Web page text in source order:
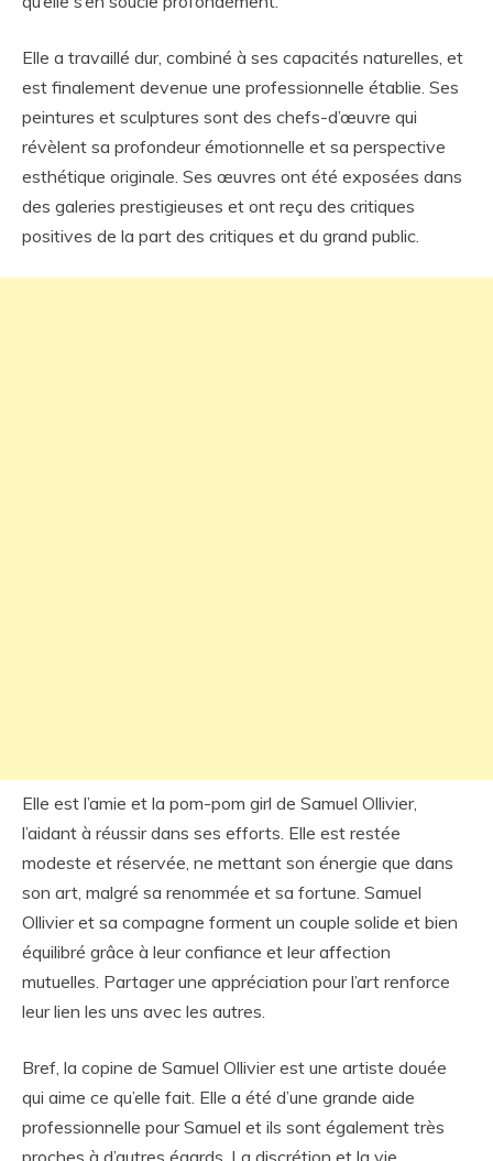
Elle a travaillé dur, combiné à ses capacités naturelles, et
est finalement devenue une professionnelle établie. Ses
peintures et sculptures sont des chefs-d’œuvre qui
révèlent sa profondeur émotionnelle et sa perspective
esthétique originale. Ses œuvres ont été exposées dans
des galeries prestigieuses et ont reçu des critiques
positives de la part des critiques et du grand public.
Elle est l’amie et la pom-pom girl de Samuel Ollivier,
l’aidant à réussir dans ses efforts. Elle est restée
modeste et réservée, ne mettant son énergie que dans
son art, malgré sa renommée et sa fortune. Samuel
Ollivier et sa compagne forment un couple solide et bien
équilibré grâce à leur confiance et leur affection
mutuelles. Partager une appréciation pour l’art renforce
leur lien les uns avec les autres.
Bref, la copine de Samuel Ollivier est une artiste douée
qui aime ce qu’elle fait. Elle a été d’une grande aide
professionnelle pour Samuel et ils sont également très
proches à d’autres égards. La discrétion et la vie